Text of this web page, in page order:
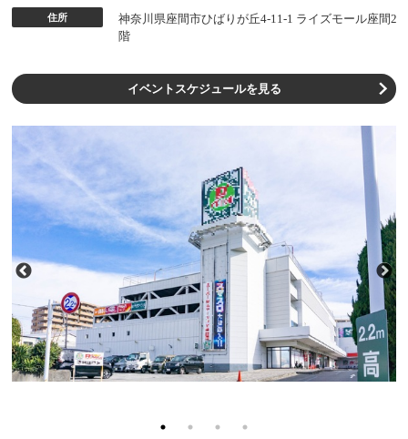
住所
神奈川県座間市ひばりが丘4-11-1 ライズモール座間2
階
イベントスケジュールを見る